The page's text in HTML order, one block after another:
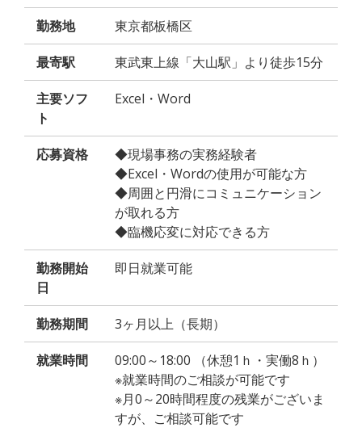
勤務地 東京都板橋区
最寄駅 東武東上線「大山駅」より徒歩15分
主要ソフ
ト
Excel・Word
応募資格
◆現場事務の実務経験者
◆Excel・Wordの使用が可能な方
◆周囲と円滑にコミュニケーション
が取れる方
◆臨機応変に対応できる方
勤務開始
日
即日就業可能
勤務期間 3ヶ月以上（長期）
就業時間
09:00～18:00 （休憩1ｈ・実働8ｈ）
※就業時間のご相談が可能です
※月0～20時間程度の残業がございま
すが、ご相談可能です